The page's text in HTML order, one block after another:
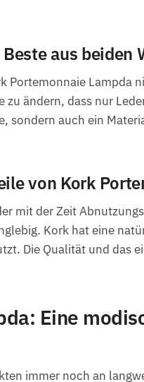
aus beiden
Portemonnaie Lampda
zu ändern, dass nur
sondern auch ein
von Kork
mit der Zeit
Kork hat eine
Die Qualität und das
Eine
immer noch an